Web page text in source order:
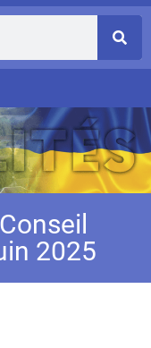
2025